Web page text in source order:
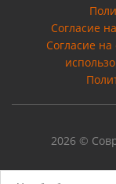
Согласие
Cогласие
2026 ©